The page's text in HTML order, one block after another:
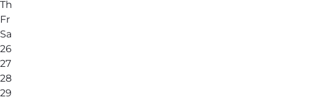
Th
Fr
Sa
26
27
28
29